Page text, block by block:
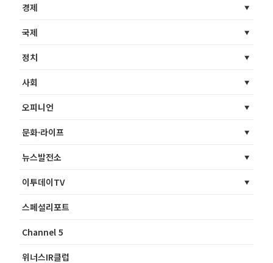
경제
국제
정치
사회
오피니언
문화·라이프
뉴스발전소
이투데이TV
스페셜리포트
Channel 5
위너스IR클럽